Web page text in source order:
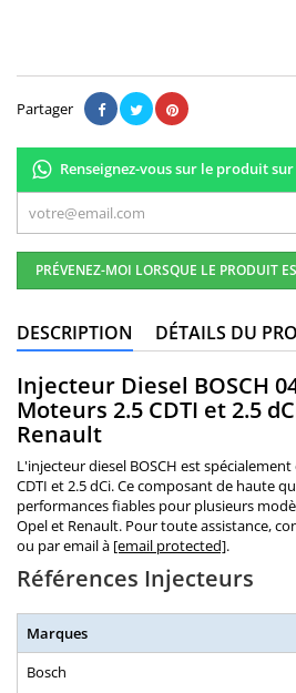
Partager
Renseignez-vous sur le produit
PRÉVENEZ-MOI LORSQUE LE PRODUIT
DESCRIPTION DÉTAILS DU
Injecteur Diesel BOSCH
Moteurs 2.5 CDTI et 2.5
Renault
L'injecteur diesel BOSCH est
CDTI et 2.5 dCi. Ce composant de haute
performances fiables pour plusieurs
Opel et Renault. Pour toute assistance,
ou par email à [email protected].
Références Injecteurs
Marques
Bosch